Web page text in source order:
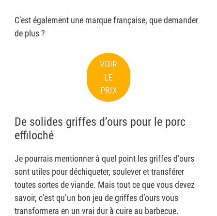
C’est également une marque française, que demander
de plus ?
VOIR
LE
PRIX
De solides griffes d’ours pour le porc
effiloché
Je pourrais mentionner à quel point les griffes d’ours
sont utiles pour déchiqueter, soulever et transférer
toutes sortes de viande. Mais tout ce que vous devez
savoir, c’est qu’un bon jeu de griffes d’ours vous
transformera en un vrai dur à cuire au barbecue.